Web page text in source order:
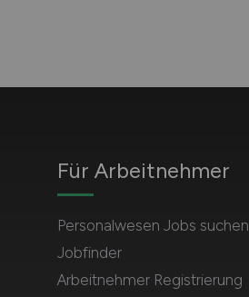
Für Arbeitnehmer
Personalwesen Jobs suchen
Jobfinder
Arbeitnehmer Registrierung